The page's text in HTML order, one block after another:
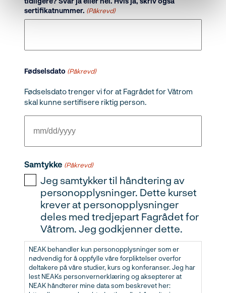
sertifikatnummer. (Påkrevd)
Fødselsdato (Påkrevd)
Fødselsdato trenger vi for at Fagrådet for Våtrom
skal kunne sertifisere riktig person.
MM
DD
slash
YYYY
Samtykke (Påkrevd)
Jeg samtykker til håndtering av
personopplysninger. Dette kurset
krever at personopplysninger
deles med tredjepart Fagrådet for
Våtrom. Jeg godkjenner dette.
NEAK behandler kun personopplysninger som er
nødvendig for å oppfylle våre forpliktelser overfor
deltakere på våre studier, kurs og konferanser. Jeg har
lest NEAKs personvernerklæring og aksepterer at
NEAK håndterer mine data som beskrevet her: